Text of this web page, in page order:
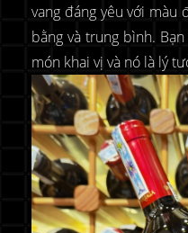
vang đáng yêu với
bằng và trung bình.
món khai vị và nó là lý